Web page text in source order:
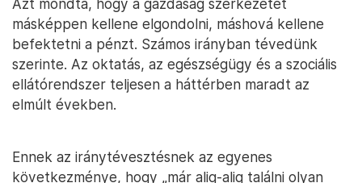
Azt mondta, hogy a gazdaság szerkezetét
másképpen kellene elgondolni, máshová kellene
befektetni a pénzt. Számos irányban tévedünk
szerinte. Az oktatás, az egészségügy és a szociális
ellátórendszer teljesen a háttérben maradt az
elmúlt években.
Ennek az iránytévesztésnek az egyenes
következménye, hogy „már alig-alig találni olyan